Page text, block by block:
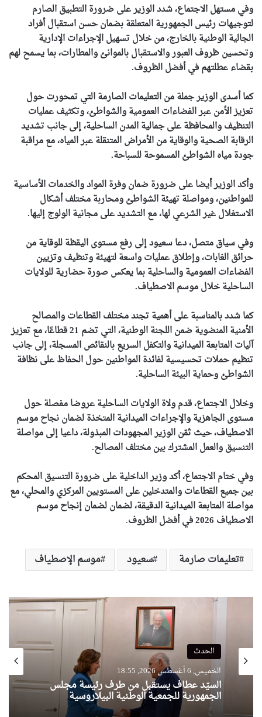
وفي مستهل الاجتماع، شدد الوزير على ضرورة التطبيق الصارم
لتوجيهات رئيس الجمهورية المتعلقة بضمان حسن استقبال أفراد
الجالية الوطنية بالخارج، من خلال تسهيل الإجراءات الإدارية
وتحسين ظروف العبور والاستقبال بالموانئ والمطارات، بما يسمح لهم
بقضاء عطلتهم في أفضل الظروف.
كما أسدى الوزير جملة من التعليمات الصارمة التي تمحورت حول
تعزيز الأمن عبر الفضاءات العمومية والشواطئ، وتكثيف عمليات
التنظيف والمحافظة على جمالية المدن الساحلية، إلى جانب تشديد
الرقابة الصحية والوقاية من الأمراض المتنقلة عبر المياه، مع مراقبة
جودة مياه الشواطئ المسموحة للسباحة.
وأكد الوزير أيضا على ضرورة ضمان وفرة المواد والخدمات الأساسية
للمواطنين، ومواصلة تهيئة الشواطئ ومحاربة مختلف أشكال
الاستغلال غير الشرعي لها، مع التشديد على مجانية الولوج إليها.
وفي سياق متصل، دعا سعيود إلى رفع مستوى اليقظة للوقاية من
حرائق الغابات، وإطلاق عمليات واسعة لتهيئة وتنظيف وتزيين
الفضاءات العمومية والساحلية بما يعكس صورة حضارية للولايات
الساحلية خلال موسم الاصطياف.
كما شدد بالمناسبة على أهمية تجند مختلف القطاعات والمصالح
الأمنية المنضوية ضمن اللجنة الوطنية، التي تضم 21 قطاعًا، مع تعزيز
آليات المتابعة الميدانية والتكفل السريع بالنقائص المسجلة، إلى جانب
تنظيم حملات تحسيسية لفائدة المواطنين حول الحفاظ على نظافة
الشواطئ وحماية البيئة الساحلية.
وخلال الاجتماع، قدم ولاة الولايات الساحلية عروضا مفصلة حول
مستوى الجاهزية والإجراءات الميدانية المتخذة لضمان نجاح موسم
الاصطياف، حيث ثمّن الوزير المجهودات المبذولة، داعيا إلى مواصلة
التنسيق والعمل المشترك بين مختلف المصالح.
وفي ختام الاجتماع، أكد وزير الداخلية على ضرورة التنسيق المحكم
بين جميع القطاعات والمتدخلين على المستويين المركزي والمحلي، مع
مواصلة المتابعة الميدانية الدقيقة، لضمان لضمان إنجاح موسم
الاصطياف 2026 في أفضل الظروف
.
تعليمات صارمة سعيود موسم الإصطياف
الحدث
الخميس, 6 أغسطس 2026, 18:55
السيّد عطاف يستقبل من طرف رئيسة مجلس
الجمهورية للجمعية الوطنية البيلاروسية
الحدث
الخميس, 6 أغسطس 2026, 18:17